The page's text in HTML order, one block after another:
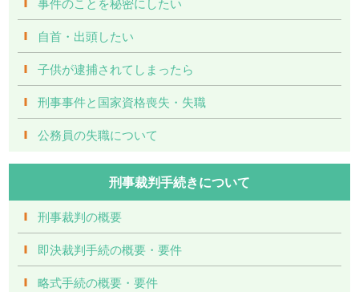
自首・出頭したい
子供が逮捕されてしまったら
刑事事件と国家資格喪失・失職
公務員の失職について
刑事裁判手続きについて
刑事裁判の概要
即決裁判手続の概要・要件
略式手続の概要・要件